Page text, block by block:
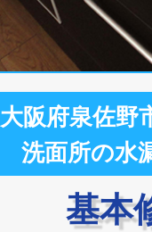
大阪府泉佐野
洗面所の水
基本